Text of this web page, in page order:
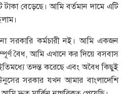
বেড়েছে। আমি বর্তমান দামে এটি
কর্মচারী নই। আমি একজন
বৈধ, আমি এখানে কর দিয়ে বসবাস
তদন্ত করেছে এবং অবৈধ কিছুই
সরকার যখন আমার বাংলাদেশি